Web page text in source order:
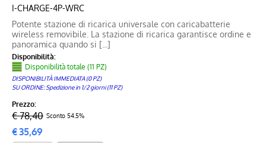
I-CHARGE-4P-WRC
Potente stazione di ricarica universale con caricabatterie
wireless removibile. La stazione di ricarica garantisce ordine e
panoramica quando si [...]
Disponibilità:
Disponibilità totale (11 PZ)
DISPONIBILITÀ IMMEDIATA (0 PZ)
SU ORDINE: Spedizione in 1/2 giorni (11 PZ)
Prezzo:
€ 78,40 Sconto 54.5%
€35,69